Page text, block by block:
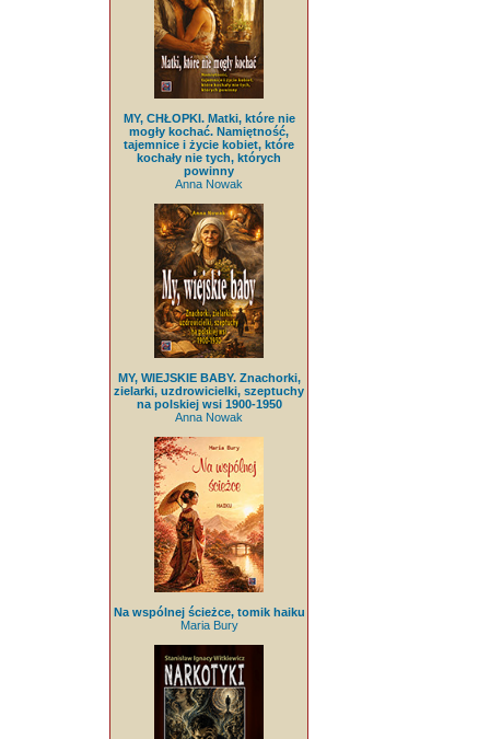
MY, CHŁOPKI. Matki, które nie
mogły kochać. Namiętność,
tajemnice i życie kobiet, które
kochały nie tych, których
powinny
Anna Nowak
MY, WIEJSKIE BABY. Znachorki,
zielarki, uzdrowicielki, szeptuchy
na polskiej wsi 1900-1950
Anna Nowak
Na wspólnej ścieżce, tomik haiku
Maria Bury